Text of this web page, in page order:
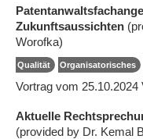
Zukunftsaussichten
Worofka)
Qualität Organisatorisches
Vortrag vom
Aktuelle
(provided by Dr. Kemal